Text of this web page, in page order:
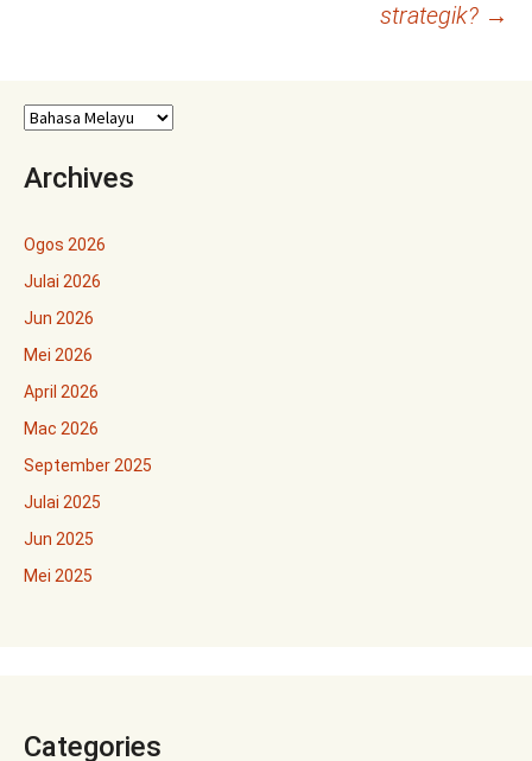
strategik? →
Archives
Ogos 2026
Julai 2026
Jun 2026
Mei 2026
April 2026
Mac 2026
September 2025
Julai 2025
Jun 2025
Mei 2025
Categories